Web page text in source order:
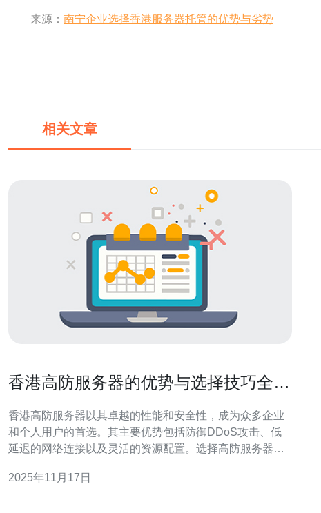
来源： 南宁企业选择香港服务器托管的优势与劣势
相关文章
香港高防服务器的优势与选择技巧全面
香港高防服务器以其卓越的性能和安全性，成为众多企业
和个人用户的首选。其主要优势包括防御DDoS攻击、低
延迟的网络连接以及灵活的资源配置。选择高防服务器
方面。本文将详细解析香港高防服务器的优势以及选择技
2025年11月17日